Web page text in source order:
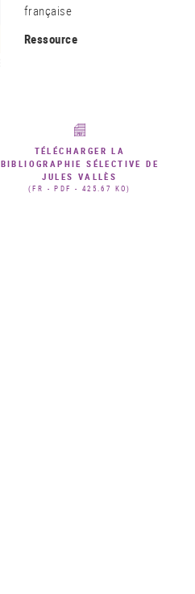
française
Ressource
TÉLÉCHARGER LA
BIBLIOGRAPHIE SÉLECTIVE DE
JULES VALLÈS
(FR - PDF - 425.67 KO)